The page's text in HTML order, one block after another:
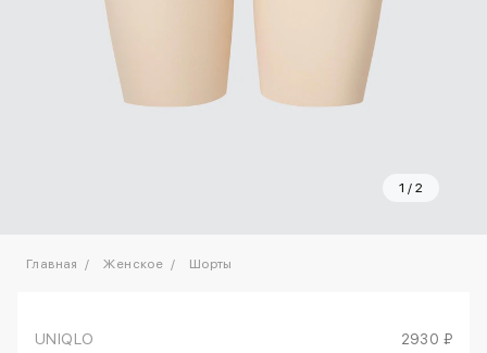
1 / 2
Главная Женское Шорты
UNIQLO 2930 ₽